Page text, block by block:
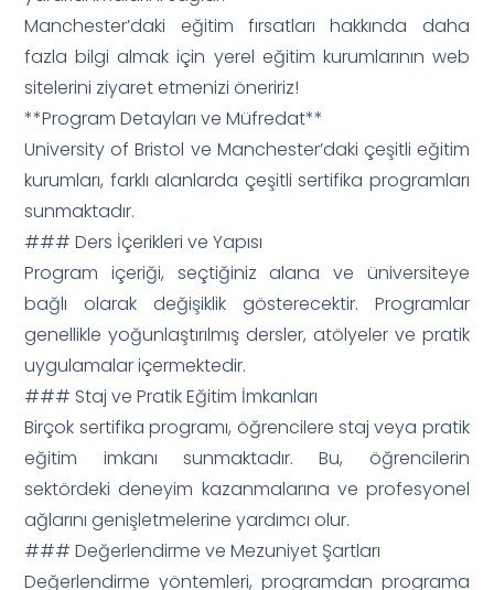
Manchester’daki eğitim fırsatları hakkında daha
fazla bilgi almak için yerel eğitim kurumlarının web
sitelerini ziyaret etmenizi öneririz!
**Program Detayları ve Müfredat**
University of Bristol ve Manchester’daki çeşitli eğitim
kurumları, farklı alanlarda çeşitli sertifika programları
sunmaktadır.
### Ders İçerikleri ve Yapısı
Program içeriği, seçtiğiniz alana ve üniversiteye
bağlı olarak değişiklik gösterecektir. Programlar
genellikle yoğunlaştırılmış dersler, atölyeler ve pratik
uygulamalar içermektedir.
### Staj ve Pratik Eğitim İmkanları
Birçok sertifika programı, öğrencilere staj veya pratik
eğitim imkanı sunmaktadır. Bu, öğrencilerin
sektördeki deneyim kazanmalarına ve profesyonel
ağlarını genişletmelerine yardımcı olur.
### Değerlendirme ve Mezuniyet Şartları
Değerlendirme yöntemleri, programdan programa